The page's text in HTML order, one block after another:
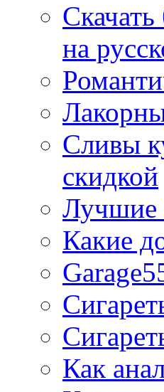
на
Сливы
скидкой
Лучшие
Какие
Как